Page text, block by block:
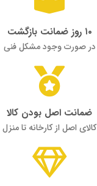
۱۰ روز ضمانت بازگشت
در صورت وجود مشکل فنی
ضمانت اصل بودن کالا
کالای اصل از کارخانه تا منزل